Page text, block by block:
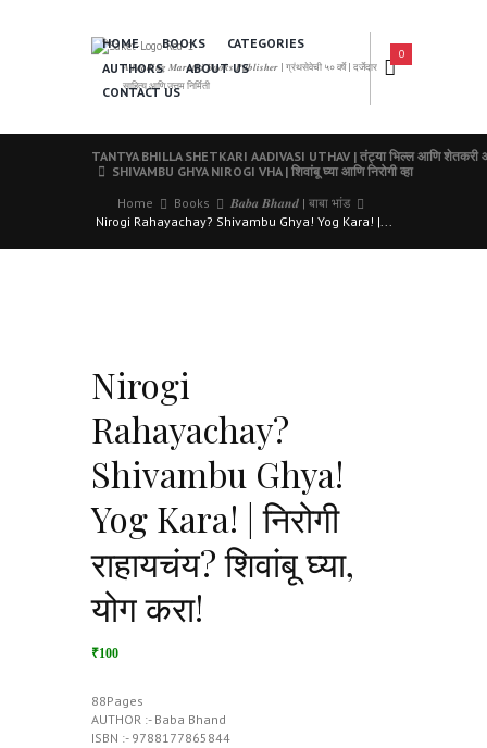
𝑨 𝑳𝒆𝒂𝒅𝒊𝒏𝒈 𝑴𝒂𝒓𝒂𝒕𝒉𝒊 𝑩𝒐𝒐𝒌𝒔 𝑷𝒖𝒃𝒍𝒊𝒔𝒉𝒆𝒓 | ग्रंथसेवेची ५० वर्षे | दर्जेदार
साहित्य आणि उत्तम निर्मिती
HOME BOOKS
CATEGORIES
AUTHORS
ABOUT US
CONTACT US
0
TANTYA BHILLA SHETKARI AADIVASI UTHAV | तंट्या भिल्ल आणि शेतकरी
SHIVAMBU GHYA NIROGI VHA | शिवांबू घ्या आणि निरोगी व्हा
Home
Books
𝑩𝒂𝒃𝒂 𝑩𝒉𝒂𝒏𝒅 | बाबा भांड
Nirogi Rahayachay? Shivambu Ghya! Yog Kara! |...
Nirogi
Rahayachay?
Shivambu Ghya!
Yog Kara! | निरोगी
राहायचंय? शिवांबू घ्या,
योग करा!
₹100
88Pages
AUTHOR :- Baba Bhand
ISBN :- 9788177865844